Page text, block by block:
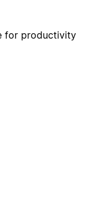
for productivity